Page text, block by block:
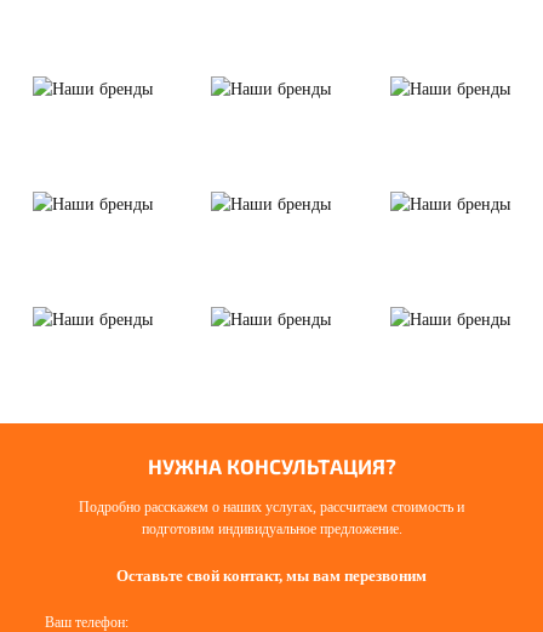
НУЖНА КОНСУЛЬТАЦИЯ?
Подробно расскажем о наших услугах, рассчитаем стоимость и
подготовим индивидуальное предложение.
Оставьте свой контакт, мы вам перезвоним
Ваш телефон: